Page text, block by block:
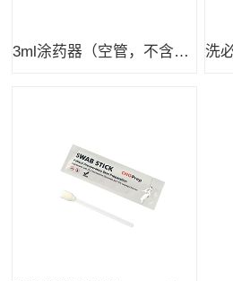
3ml涂药器（空管，不含液体）